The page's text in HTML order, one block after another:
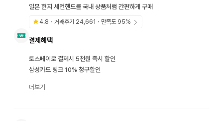
일본 현지 세컨핸드를 국내 상품처럼 간편하게 구매
4.8 ・거래후기 24,661 ・만족도95%
결제혜택
토스페이로 결제시 5천원 즉시 할인
삼성카드 링크 10% 청구할인
더보기